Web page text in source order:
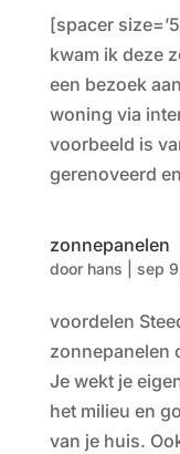
[spacer
kwam ik deze
een bezoek
woning via
voorbeeld is
gerenoveerd
zonnepanelen
door hans sep
voordelen
zonnepanelen
Je wekt je
het milieu en
van je huis.